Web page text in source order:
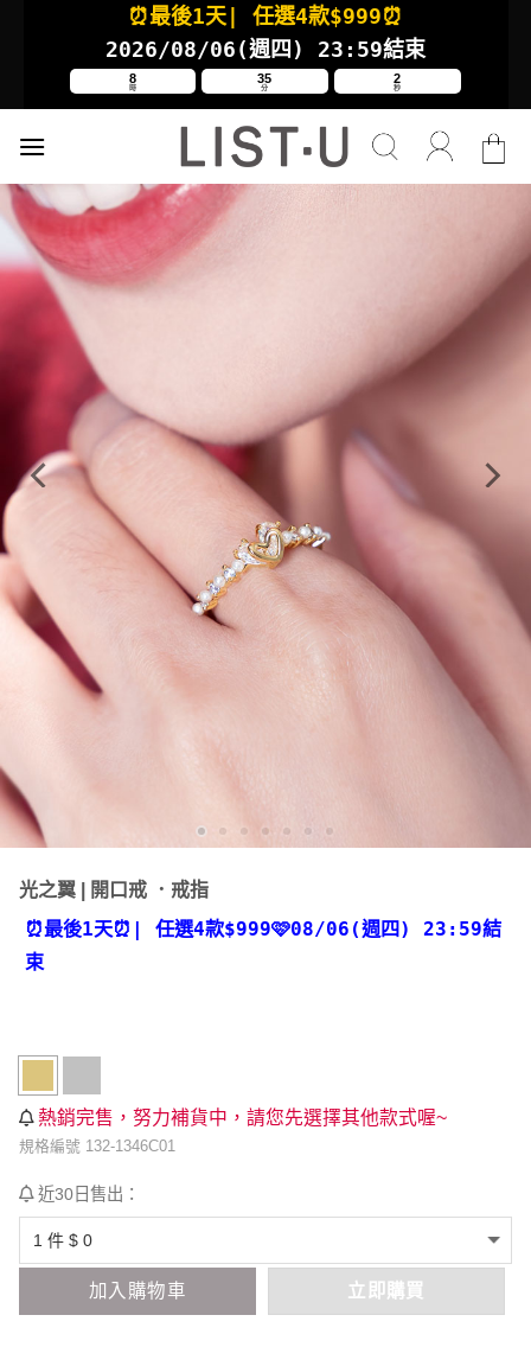
⏰最後1天 | 任選4款$999⏰
2026/08/06(週四 ) 23:59結束
8
時
35
分
2
秒
光之翼 | 開口戒 ．戒指
⏰最後1天⏰ | 任選4款$999🩷08/06(週四) 23:59結
束
熱銷完售，努力補貨中，請您先選擇其他款式喔~
規格編號 132-1346C01
近30日售出：
加入購物車 立即購買